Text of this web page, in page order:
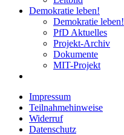
Demokratie leben!
Demokratie leben!
PfD Aktuelles
Projekt-Archiv
Dokumente
MIT-Projekt
Impressum
Teilnahmehinweise
Widerruf
Datenschutz